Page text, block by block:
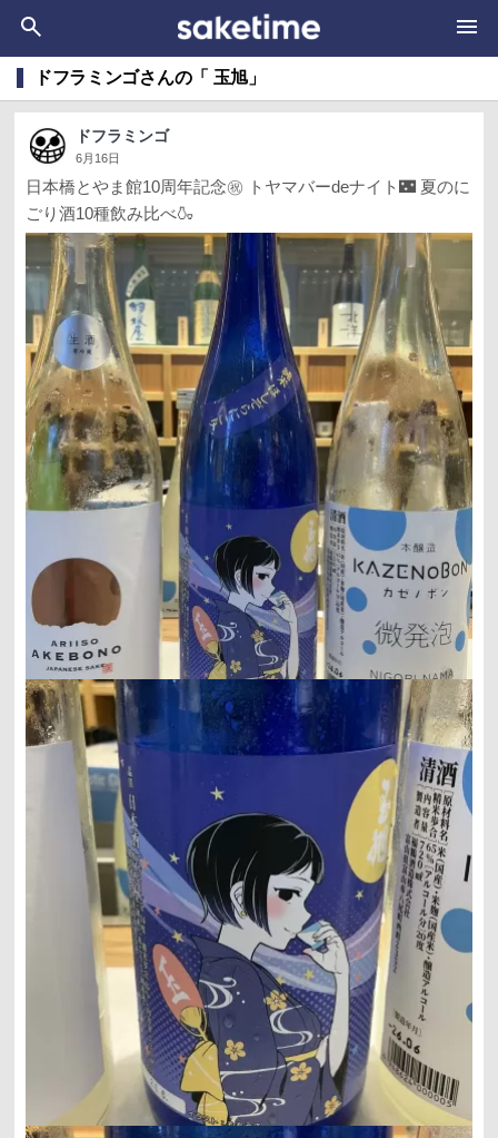
ドフラミンゴさんの「 玉旭」
ドフラミンゴ
6月16日
日本橋とやま館10周年記念㊗️ トヤマバーdeナイト🌃 夏のに
ごり酒10種飲み比べ🍶